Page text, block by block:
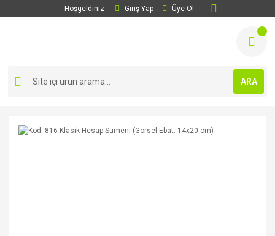
Hoşgeldiniz Giriş Yap Üye Ol
ARA